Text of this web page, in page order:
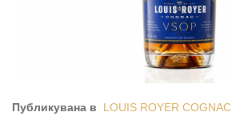
Публикувана в LOUIS ROYER COGNAC